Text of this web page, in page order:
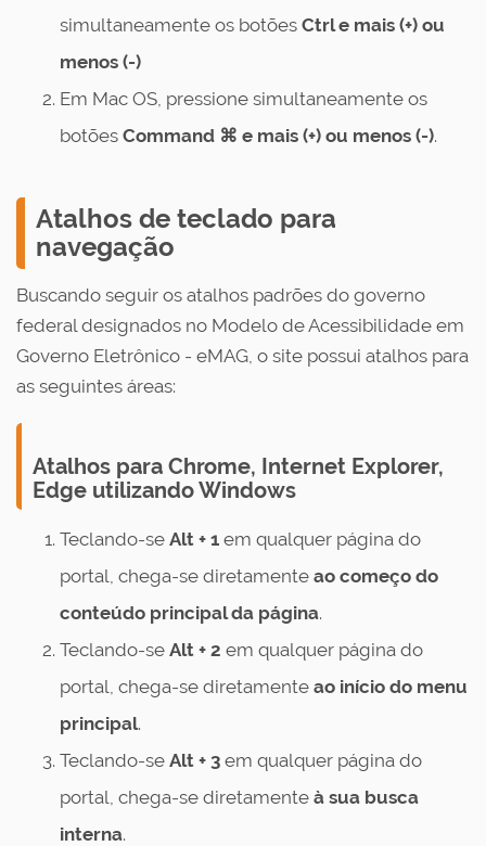
simultaneamente os botões Ctrl e mais (+) ou
menos (-)
Em Mac OS, pressione simultaneamente os
botões Command ⌘ e mais (+) ou menos (-).
Atalhos de teclado para
navegação
Buscando seguir os atalhos padrões do governo
federal designados no Modelo de Acessibilidade em
Governo Eletrônico - eMAG, o site possui atalhos para
as seguintes áreas:
Atalhos para Chrome, Internet Explorer,
Edge utilizando Windows
Teclando-se Alt + 1 em qualquer página do
portal, chega-se diretamente ao começo do
conteúdo principal da página.
Teclando-se Alt + 2 em qualquer página do
portal, chega-se diretamente ao início do menu
principal.
Teclando-se Alt + 3 em qualquer página do
portal, chega-se diretamente à sua busca
interna.